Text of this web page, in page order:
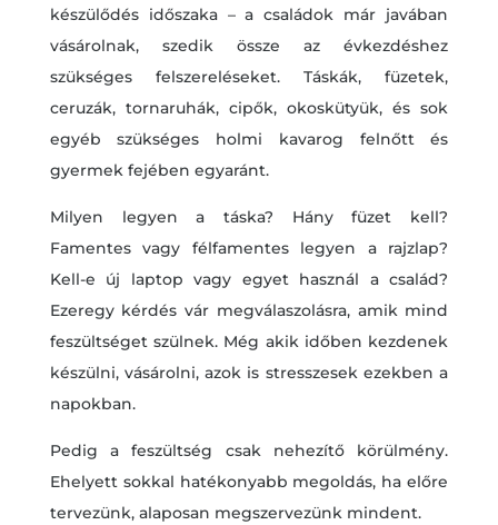
készülődés időszaka – a családok már javában
vásárolnak, szedik össze az évkezdéshez
szükséges felszereléseket. Táskák, füzetek,
ceruzák, tornaruhák, cipők, okoskütyük, és sok
egyéb szükséges holmi kavarog felnőtt és
gyermek fejében egyaránt.
Milyen legyen a táska? Hány füzet kell?
Famentes vagy félfamentes legyen a rajzlap?
Kell-e új laptop vagy egyet használ a család?
Ezeregy kérdés vár megválaszolásra, amik mind
feszültséget szülnek. Még akik időben kezdenek
készülni, vásárolni, azok is stresszesek ezekben a
napokban.
Pedig a feszültség csak nehezítő körülmény.
Ehelyett sokkal hatékonyabb megoldás, ha előre
tervezünk, alaposan megszervezünk mindent.